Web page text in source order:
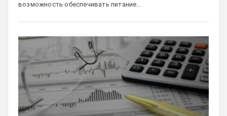
возможность обеспечивать питание…